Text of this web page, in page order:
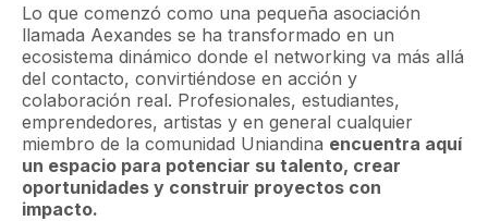
Lo que comenzó como una pequeña asociación
llamada Aexandes se ha transformado en un
ecosistema dinámico donde el networking va más allá
del contacto, convirtiéndose en acción y
colaboración real. Profesionales, estudiantes,
emprendedores, artistas y en general cualquier
miembro de la comunidad Uniandina encuentra aquí
un espacio para potenciar su talento, crear
oportunidades y construir proyectos con
impacto.